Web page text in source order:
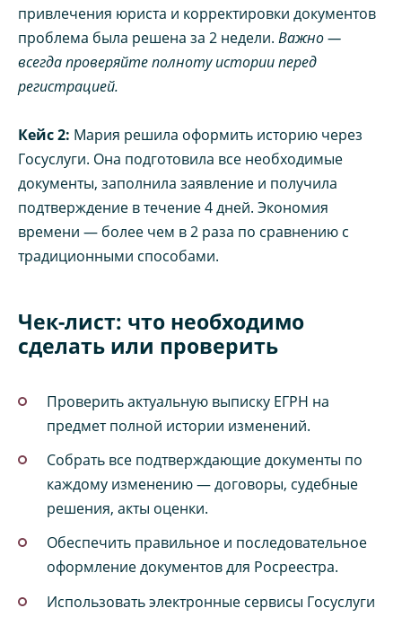
привлечения юриста и корректировки документов
проблема была решена за 2 недели. Важно —
всегда проверяйте полноту истории перед
регистрацией.
Кейс 2: Мария решила оформить историю через
Госуслуги. Она подготовила все необходимые
документы, заполнила заявление и получила
подтверждение в течение 4 дней. Экономия
времени — более чем в 2 раза по сравнению с
традиционными способами.
Чек-лист: что необходимо
сделать или проверить
Проверить актуальную выписку ЕГРН на
предмет полной истории изменений.
Собрать все подтверждающие документы по
каждому изменению — договоры, судебные
решения, акты оценки.
Обеспечить правильное и последовательное
оформление документов для Росреестра.
Использовать электронные сервисы Госуслуги